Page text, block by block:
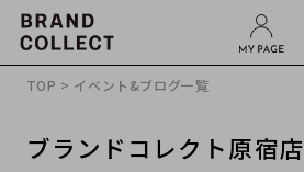
TOP > イベント&ブログ一覧
ブランドコレクト原宿店